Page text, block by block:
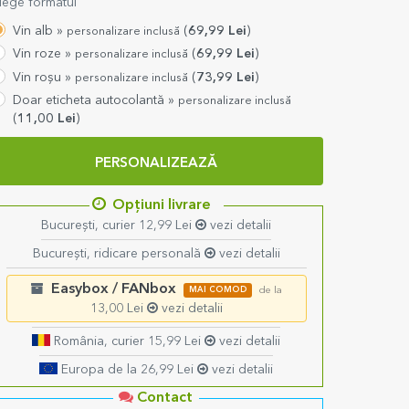
formatul
Vin alb » personalizare inclusă (69,99 Lei)
Vin roze » personalizare inclusă ( 69,99 Lei )
Vin roșu » personalizare inclusă ( 73,99 Lei )
Doar eticheta autocolantă » personalizare inclusă
( 11,00 Lei )
PERSONALIZEAZĂ
Opțiuni livrare
București, curier 12,99 Lei vezi detalii
București, ridicare personală vezi detalii
Easybox / FANbox MAI COMOD de la
13,00 Lei vezi detalii
România, curier 15,99 Lei vezi detalii
Europa de la 26,99 Lei vezi detalii
Contact